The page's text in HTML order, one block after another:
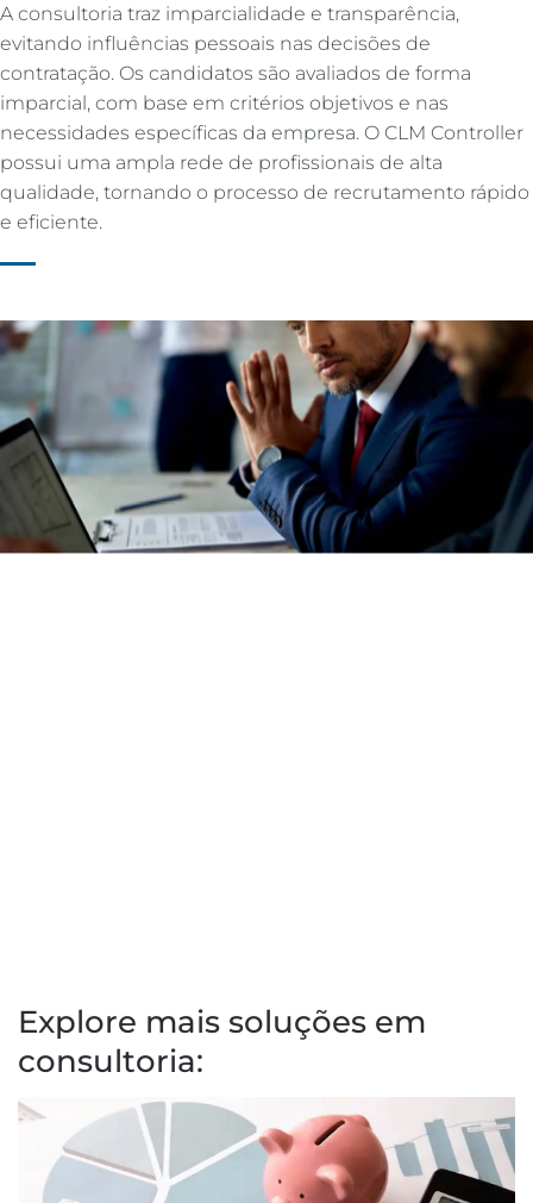
A consultoria traz imparcialidade e transparência,
evitando influências pessoais nas decisões de
contratação. Os candidatos são avaliados de forma
imparcial, com base em critérios objetivos e nas
necessidades específicas da empresa. O CLM Controller
possui uma ampla rede de profissionais de alta
qualidade, tornando o processo de recrutamento rápido
e eficiente.
Explore mais soluções em
consultoria: